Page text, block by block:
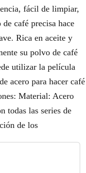
fácil de limpiar,
café precisa hace
Rica en aceite y
su polvo de café
utilizar la película
acero para hacer café
Material: Acero
todas las series de
de los